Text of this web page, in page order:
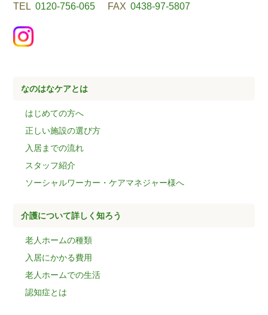
TEL 0120-756-065 FAX 0438-97-5807
なのはなケアとは
はじめての方へ
正しい施設の選び方
入居までの流れ
スタッフ紹介
ソーシャルワーカー・ケアマネジャー様へ
介護について詳しく知ろう
老人ホームの種類
入居にかかる費用
老人ホームでの生活
認知症とは